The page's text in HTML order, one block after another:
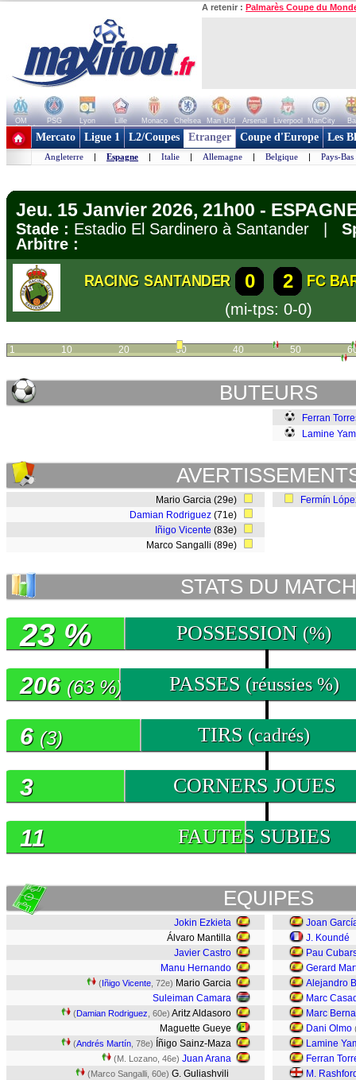
A retenir : Palmarès Coupe du
OM PSG Lyon Lille Monaco Chelsea Man Utd Arsenal Liverpool ManCity
+ de clubs
Mercato Ligue 1 L2/Coupes Etranger Coupe d'Europe Les
Angleterre | Espagne | Italie | Allemagne | Belgique | Pays-Bas
Jeu. 15 Janvier 2026, 21h00 -
Stade : Estadio El Sardinero à Santander |
Arbitre :
RACING SANTANDER 0 2
FC
(mi-tps: 0-0)
1 10 20 30 40 50
BUTEURS
Ferran
Lamine
Mario Garcia (29e)
Damian Rodriguez (71e)
Iñigo Vicente (83e)
Marco Sangalli (89e)
Fermín
STATS DU MATCH
POSSESSION (%)
23 %
PASSES (réussies %)
206 (63 %)
TIRS (cadrés)
6 (3)
CORNERS JOUES
3
FAUTES SUBIES
11
EQUIPES
Jokin Ezkieta
Álvaro Mantilla
Javier Castro
Manu Hernando
(Iñigo Vicente , 72e) Mario Garcia
Suleiman Camara
(Damian Rodriguez , 60e) Aritz Aldasoro
Maguette Gueye
(Andrés Martín , 78e) Íñigo Sainz-Maza
(M. Lozano, 46e) Juan Arana
(Marco Sangalli, 60e) G. Guliashvili
Joan
J. Koundé
Pau
Gerard
Alejandro
Marc
Marc
Dani Olmo
Lamine
Ferran
M.